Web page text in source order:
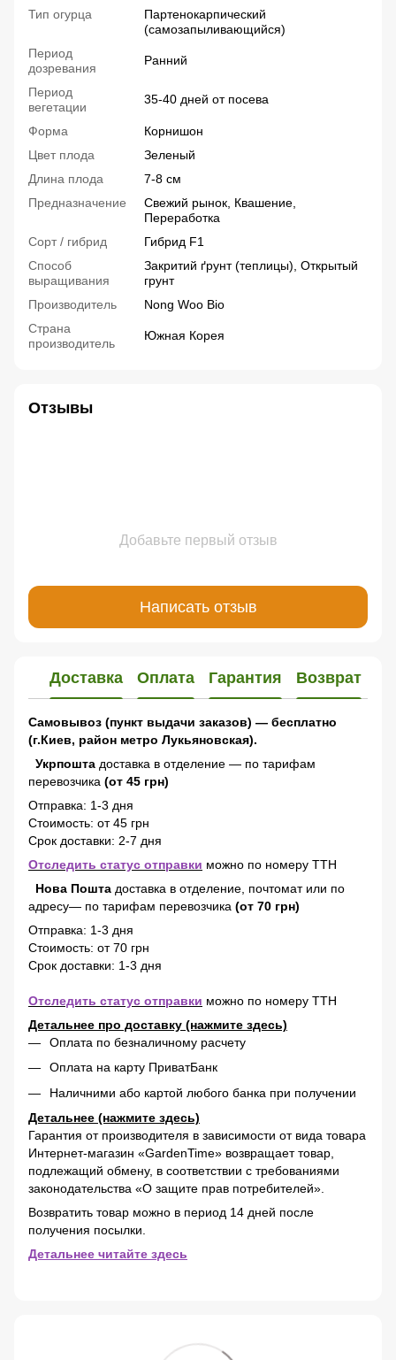
Тип огурца
Партенокарпический
(самозапыливающийся)
Период
дозревания
Ранний
Период
вегетации
35-40 дней от посева
Форма
Корнишон
Цвет плода
Зеленый
Длина плода
7-8 см
Предназначение
Свежий рынок, Квашение,
Переработка
Сорт / гибрид
Гибрид F1
Способ
выращивания
Закритий ґрунт (теплицы), Открытый
грунт
Производитель
Nong Woo Bio
Страна
производитель
Южная Корея
Отзывы
Добавьте первый отзыв
Написать отзыв
Доставка Оплата Гарантия Возврат
Самовывоз (пункт выдачи заказов) — бесплатно
(г.Киев, район метро Лукьяновская).
Укрпошта доставка в отделение — по тарифам
перевозчика (от 45 грн)
Отправка: 1-3 дня
Стоимость: от 45 грн
Срок доставки: 2-7 дня
Отследить статус отправки можно по номеру ТТН
Нова Пошта доставка в отделение, почтомат или по
адресу— по тарифам перевозчика (от 70 грн)
Отправка: 1-3 дня
Стоимость: от 70 грн
Срок доставки: 1-3 дня
Отследить статус отправки можно по номеру ТТН
Детальнее про доставку (нажмите здесь)
Оплата по безналичному расчету
Оплата на карту ПриватБанк
Наличними або картой любого банка при получении
Детальнее (нажмите здесь)
Гарантия от производителя в зависимости от вида товара
Интернет-магазин «GardenTime» возвращает товар,
подлежащий обмену, в соответствии с требованиями
законодательства «О защите прав потребителей».
Возвратить товар можно в период 14 дней после
получения посылки.
Детальнее читайте здесь